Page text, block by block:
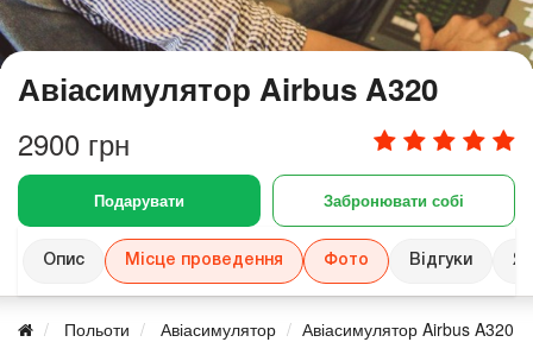
Авіасимулятор Airbus A320
2900 грн
Подарувати Забронювати собі
Опис Місце проведення Фото Відгуки
Польоти Авіасимулятор Авіасимулятор Airbus A320